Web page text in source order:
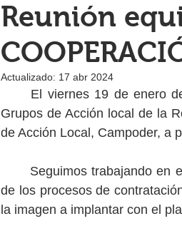
Reunión
Actualizado: 17 abr 2024
Grupos de Acción local de la
de Acción Local, Campoder, a
de los procesos de
la imagen a implantar con el